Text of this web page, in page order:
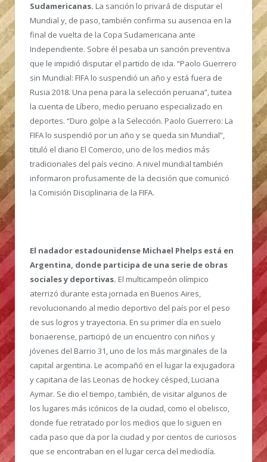
Sudamericanas. La sanción lo privará de disputar el
Mundial y, de paso, también confirma su ausencia en la
final de vuelta de la Copa Sudamericana ante
Independiente. Sobre él pesaba un sanción preventiva
que le impidió disputar el partido de ida. “Paolo Guerrero
sin Mundial: FIFA lo suspendió un año y está fuera de
Rusia 2018. Una pena para la selección peruana”, tuitea
la cuenta de Líbero, medio peruano especializado en
deportes. “Duro golpe a la Selección. Paolo Guerrero: La
FIFA lo suspendió por un año y se queda sin Mundial”,
tituló el diario El Comercio, uno de los medios más
tradicionales del país vecino. A nivel mundial también
informaron profusamente de la decisión que comunicó
la Comisión Disciplinaria de la FIFA.
El nadador estadounidense Michael Phelps está en
Argentina, donde participa de una serie de obras
sociales y deportivas. El multicampeón olímpico
aterrizó durante esta jornada en Buenos Aires,
revolucionando al medio deportivo del país por el peso
de sus logros y trayectoria. En su primer día en suelo
bonaerense, participó de un encuentro con niños y
jóvenes del Barrio 31, uno de los más marginales de la
capital argentina. Le acompañó en el lugar la exjugadora
y capitana de las Leonas de hockey césped, Luciana
Aymar. Se dio el tiempo, también, de visitar algunos de
los lugares más icónicos de la ciudad, como el obelisco,
donde fue retratado por los medios que lo siguen en
cada paso que da por la ciudad y por cientos de curiosos
que se encontraban en el lugar cerca del mediodía.